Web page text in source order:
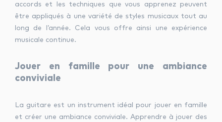
accords et les techniques que vous apprenez peuvent
être appliqués à une variété de styles musicaux tout au
long de l’année. Cela vous offre ainsi une expérience
musicale continue.
Jouer en famille pour une ambiance
conviviale
La guitare est un instrument idéal pour jouer en famille
et créer une ambiance conviviale. Apprendre à jouer des